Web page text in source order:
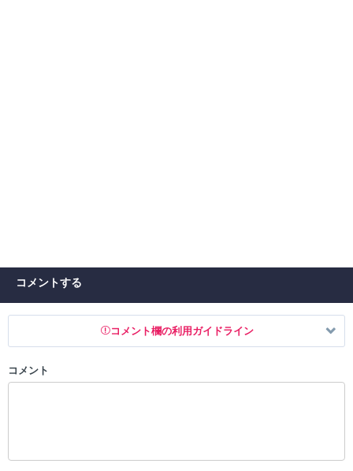
コメントする
コメント欄の利用ガイドライン
以下の書き込みを禁止とし、場合によってはコメント削除や書き込み制
コメント